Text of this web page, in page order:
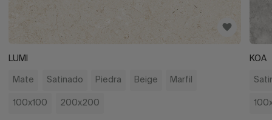
LUMI
Mate Satinado Piedra Beige Marfil
100x100 200x200
KOA